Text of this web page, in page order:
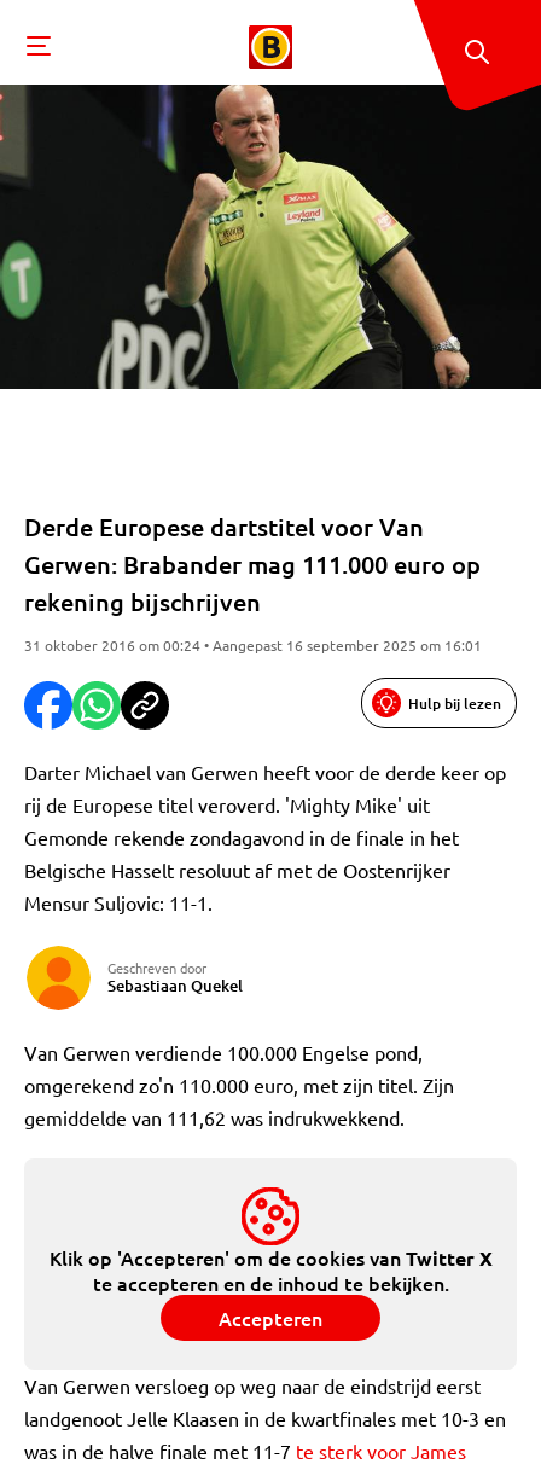
Derde Europese dartstitel voor Van
Gerwen: Brabander mag 111.000 euro op
rekening bijschrijven
31 oktober 2016 om 00:24 • Aangepast 16 september 2025 om 16:01
Hulp bij lezen
Darter Michael van Gerwen heeft voor de derde keer op
rij de Europese titel veroverd. 'Mighty Mike' uit
Gemonde rekende zondagavond in de finale in het
Belgische Hasselt resoluut af met de Oostenrijker
Mensur Suljovic: 11-1.
Geschreven door
Sebastiaan Quekel
Van Gerwen verdiende 100.000 Engelse pond,
omgerekend zo'n 110.000 euro, met zijn titel. Zijn
gemiddelde van 111,62 was indrukwekkend.
Klik op 'Accepteren' om de cookies vanTwitter X
te accepteren en de inhoud te bekijken.
Accepteren
Van Gerwen versloeg op weg naar de eindstrijd eerst
landgenoot Jelle Klaasen in de kwartfinales met 10-3 en
was in de halve finale met 11-7 te sterk voor James